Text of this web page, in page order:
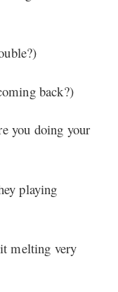
back?)
you doing your
playing
melting very